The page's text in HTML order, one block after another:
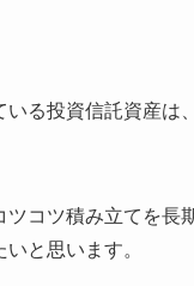
る投資信託資産は
コツ積み立てを長
と思います。